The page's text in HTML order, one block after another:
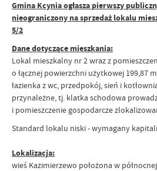
Gmina Kcynia ogłasza pierwszy
nieograniczony na sprzedaż lokalu
5/2
Dane dotyczące mieszkania:
Lokal mieszkalny nr 2 wraz z
o łącznej powierzchni użytkowej 199,87
łazienka z wc, przedpokój, sień i
przynależne, tj. klatka schodowa
i pomieszczenie gospodarcze
Standard lokalu niski - wymagany
Lokalizacja:
wieś Kazimierzewo położona w